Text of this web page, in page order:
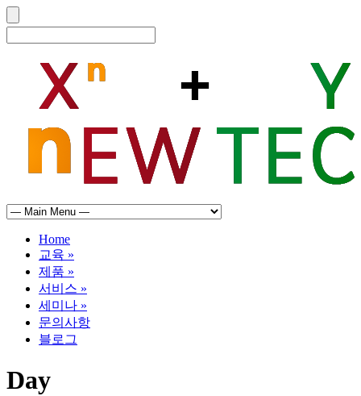
Home
교육 »
제품 »
서비스 »
세미나 »
문의사항
블로그
Day